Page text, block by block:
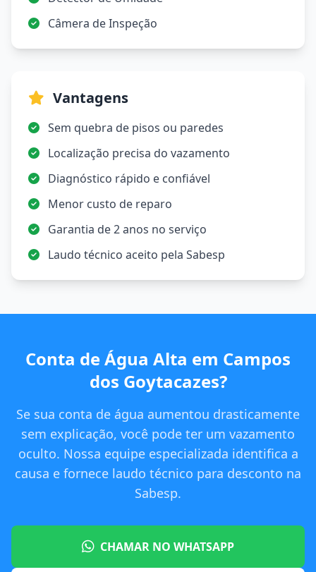
Câmera de Inspeção
Vantagens
Sem quebra de pisos ou paredes
Localização precisa do vazamento
Diagnóstico rápido e confiável
Menor custo de reparo
Garantia de 2 anos no serviço
Laudo técnico aceito pela Sabesp
Conta de Água Alta em Campos
dos Goytacazes?
Se sua conta de água aumentou drasticamente
sem explicação, você pode ter um vazamento
oculto. Nossa equipe especializada identifica a
causa e fornece laudo técnico para desconto na
Sabesp.
CHAMAR NO WHATSAPP